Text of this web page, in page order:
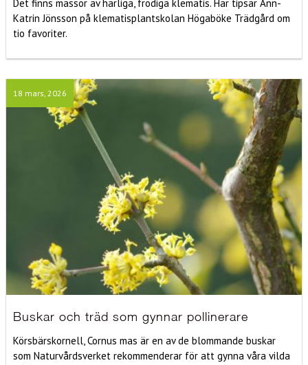
Det finns massor av härliga, frodiga klematis. Här tipsar Ann-
Katrin Jönsson på klematisplantskolan Högaböke Trädgård om
tio favoriter.
18 mars, 2026
Buskar och träd som gynnar pollinerare
Körsbärskornell, Cornus mas är en av de blommande buskar
som Naturvårdsverket rekommenderar för att gynna våra vilda